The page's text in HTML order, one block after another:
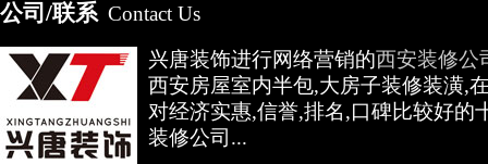
公司/联系 Contact Us
兴唐装饰进行网络营销的西安装修公
西安房屋室内半包,大房子装修装潢,
对经济实惠,信誉,排名,口碑比较好的
装修公司...